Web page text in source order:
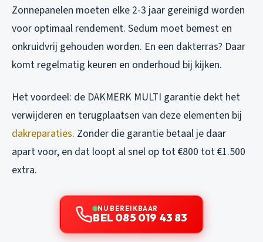
Zonnepanelen moeten elke 2-3 jaar gereinigd worden
voor optimaal rendement. Sedum moet bemest en
onkruidvrij gehouden worden. En een dakterras? Daar
komt regelmatig keuren en onderhoud bij kijken.
Het voordeel: de DAKMERK MULTI garantie dekt het
verwijderen en terugplaatsen van deze elementen bij
dakreparaties. Zonder die garantie betaal je daar
apart voor, en dat loopt al snel op tot €800 tot €1.500
extra.
NU BEREIKBAAR
BEL 085 019 43 83